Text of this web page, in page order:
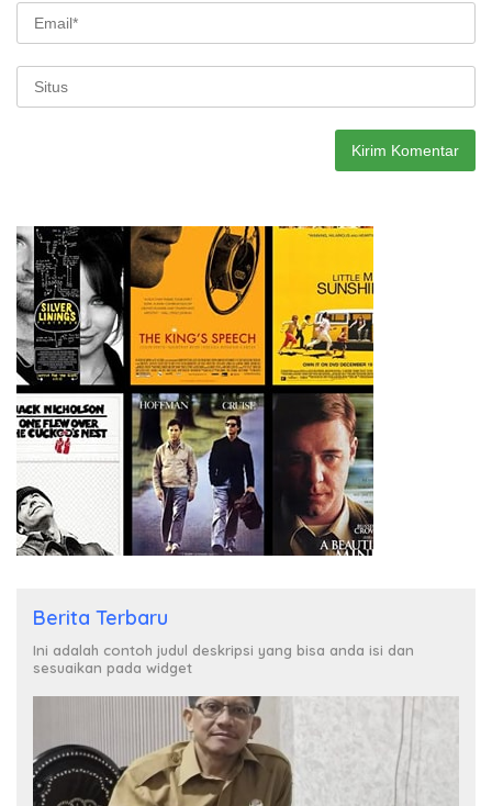
Berita Terbaru
Ini adalah contoh judul deskripsi yang bisa anda isi dan
sesuaikan pada widget